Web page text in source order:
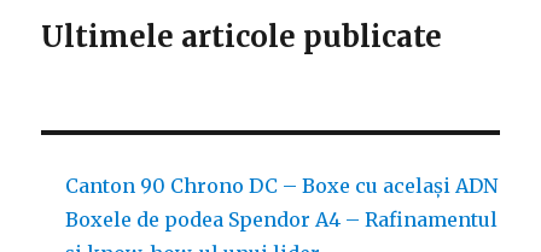
Ultimele articole publicate
Canton 90 Chrono DC – Boxe cu același ADN
Boxele de podea Spendor A4 – Rafinamentul